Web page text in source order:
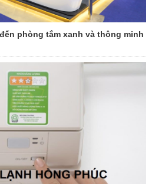
phòng tắm xanh và thông minh